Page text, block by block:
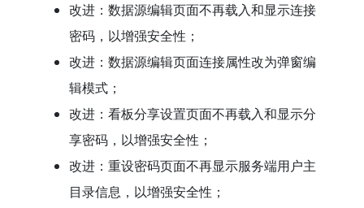
改进：数据源编辑页面不再载入和显示连接
密码，以增强安全性；
改进：数据源编辑页面连接属性改为弹窗编
辑模式；
改进：看板分享设置页面不再载入和显示分
享密码，以增强安全性；
改进：重设密码页面不再显示服务端用户主
目录信息，以增强安全性；